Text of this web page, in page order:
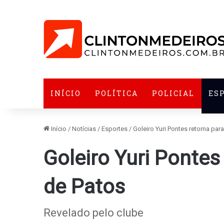
INÍCIO POLÍTICA POLICIAL
Início / Notícias / Esportes / Goleiro Yuri Pontes retorna
Goleiro Yuri
de Patos
Revelado pelo clube